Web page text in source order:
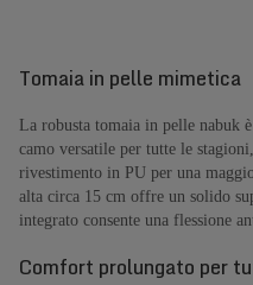
Tomaia in pelle mimetica
La robusta tomaia in pelle nabuk
camo versatile per tutte le
rivestimento in PU per una
alta circa 15 cm offre un solido
integrato consente una flessione
Comfort prolungato per